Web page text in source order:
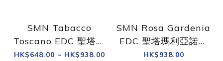
SMN Tabacco
Toscano EDC 聖塔瑪
利亞諾維拉 托斯卡諾
HK$648.00 ~ HK$938.00
SMN Rosa Gardenia
EDC 聖塔瑪利亞諾維
拉 玫瑰梔子花古龍水
HK$938.00